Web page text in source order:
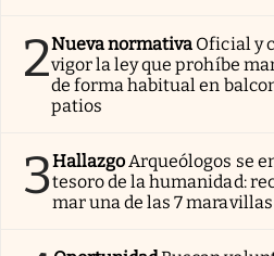
2Nueva normativa Oficial y
vigor la ley que prohíbe
de forma habitual en
patios
3Hallazgo Arqueólogos se
tesoro de la humanidad:
mar una de las 7